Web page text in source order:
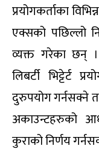
प्रयोगकर्ताका
एक्सको पछिल्लो
व्यक्त गरेका छन् ।
लिबर्टी भिट्टेर्ट
दुरुपयोग गर्नसक्ने
अकाउन्टहरुको
कुराको निर्णय